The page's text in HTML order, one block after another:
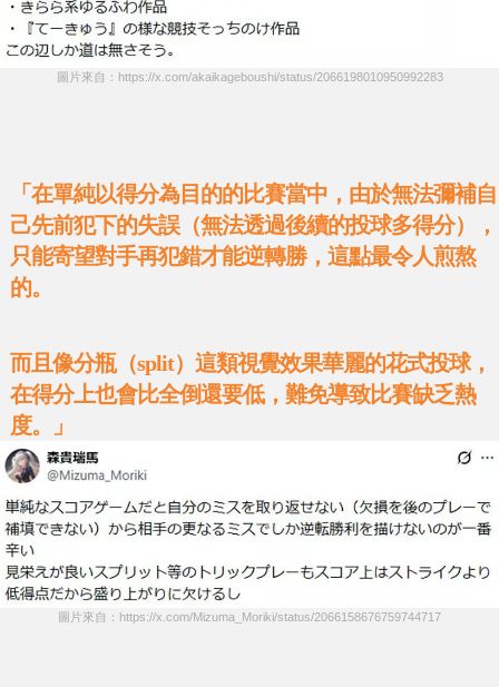
圖片來自：https://x.com/akaikageboushi/status/2066198010950992283
「在單純以得分為目的的比賽當中，由於無法彌補自
己先前犯下的失誤（無法透過後續的投球多得分），
只能寄望對手再犯錯才能逆轉勝，這點最令人煎熬
的。
而且像分瓶（split）這類視覺效果華麗的花式投球，
在得分上也會比全倒還要低，難免導致比賽缺乏熱
度。」
圖片來自：https://x.com/Mizuma_Moriki/status/2066158676759744717